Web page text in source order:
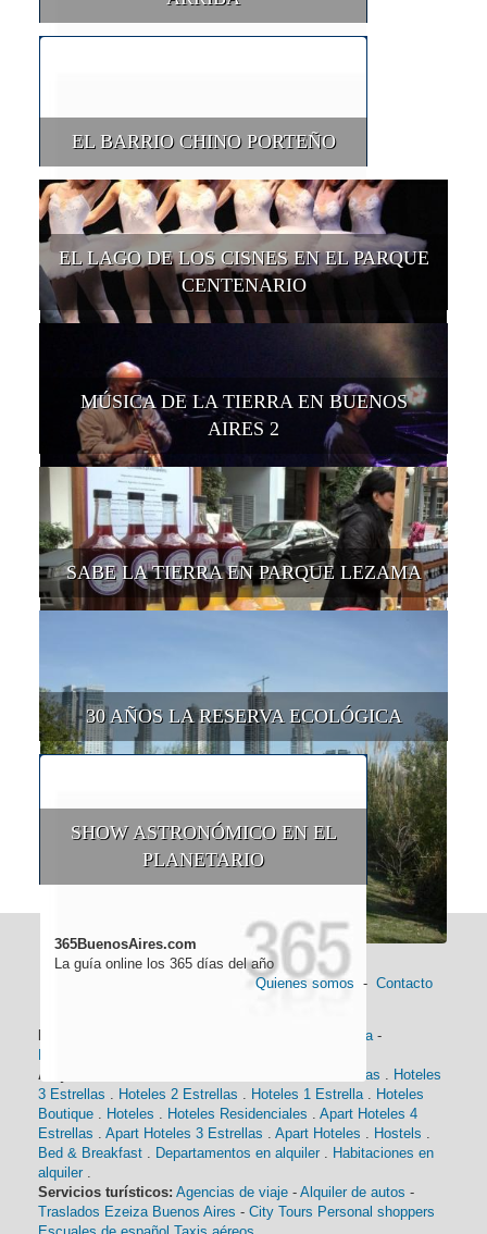
EL BARRIO CHINO PORTEÑO
EL LAGO DE LOS CISNES EN EL PARQUE
CENTENARIO
MÚSICA DE LA TIERRA EN BUENOS
AIRES 2
SABE LA TIERRA EN PARQUE LEZAMA
30 AÑOS LA RESERVA ECOLÓGICA
SHOW ASTRONÓMICO EN EL
PLANETARIO
365BuenosAires.com
La guía online los 365 días del año
Quienes somos - Contacto
Información general: Historia -
Distancias
Alojamiento:
Hoteles 4 Estrellas
Hoteles
3 Estrellas
Hoteles 2 Estrellas Hoteles 1 Estrella
Hoteles
Boutique
Hoteles Hoteles Residenciales
Apart Hoteles 4
Estrellas
Apart Hoteles 3 Estrellas Apart Hoteles Hostels
Bed & Breakfast
Departamentos en alquiler
Habitaciones en
alquiler
Servicios turísticos: Agencias de viaje - Alquiler de autos -
Traslados Ezeiza Buenos Aires - City Tours Personal shoppers